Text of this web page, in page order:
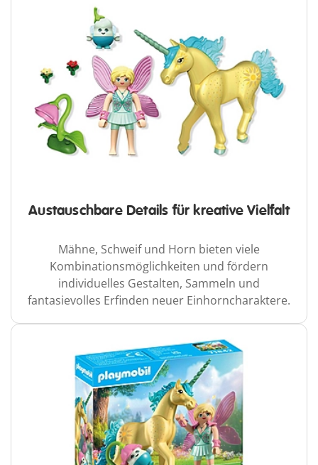
Austauschbare Details für kreative Vielfalt
Mähne, Schweif und Horn bieten viele
Kombinationsmöglichkeiten und fördern
individuelles Gestalten, Sammeln und
fantasievolles Erfinden neuer Einhorncharaktere.